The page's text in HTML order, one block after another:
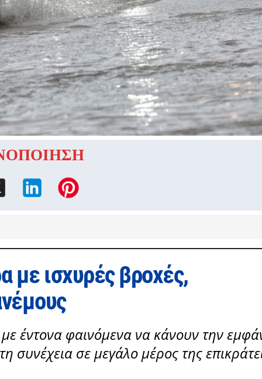
με ισχυρές βροχές,
έντονα φαινόμενα να κάνουν την
συνέχεια σε μεγάλο μέρος της